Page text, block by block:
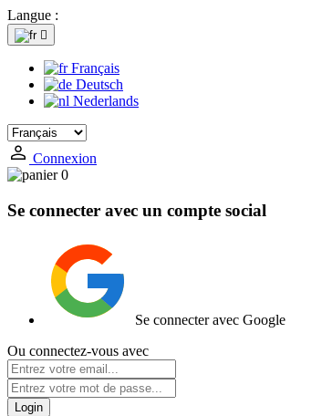
Langue :

Français
Deutsch
Nederlands
Connexion
0
Se connecter avec un compte social
Se connecter avec Google
Ou connectez-vous avec
Login